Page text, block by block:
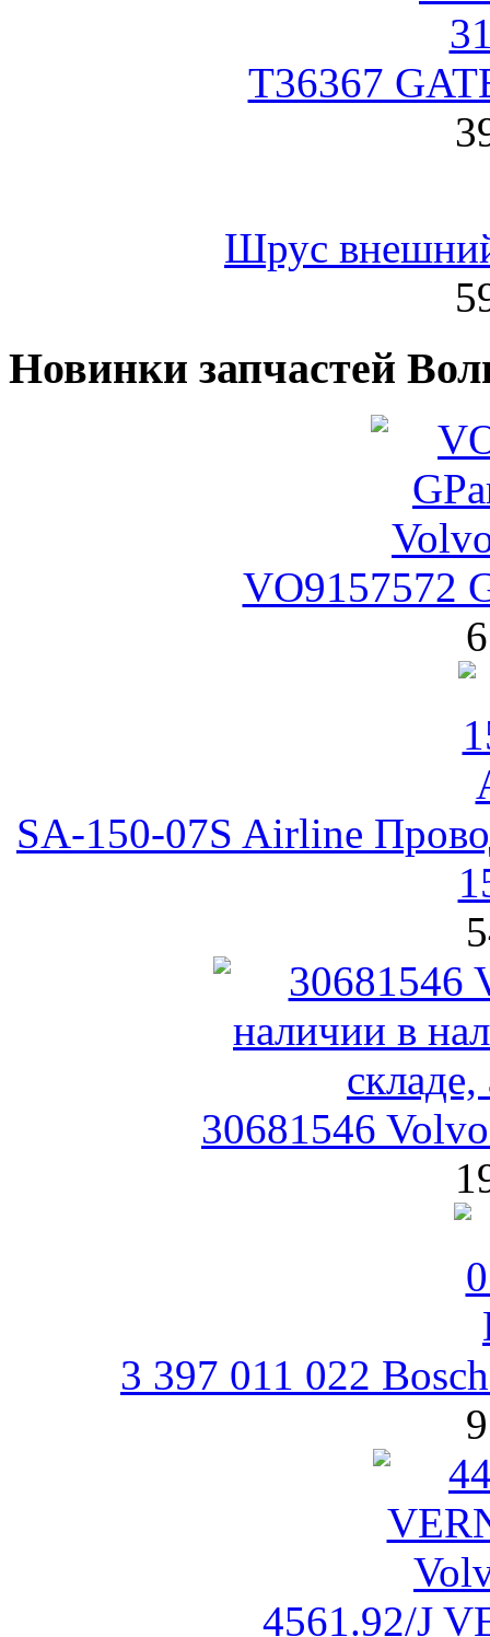
T36367
Шрус
Новинки запчастей
VO9157572
SA-150-07S Airline
30681546
3 397 011 022
4561.92/J